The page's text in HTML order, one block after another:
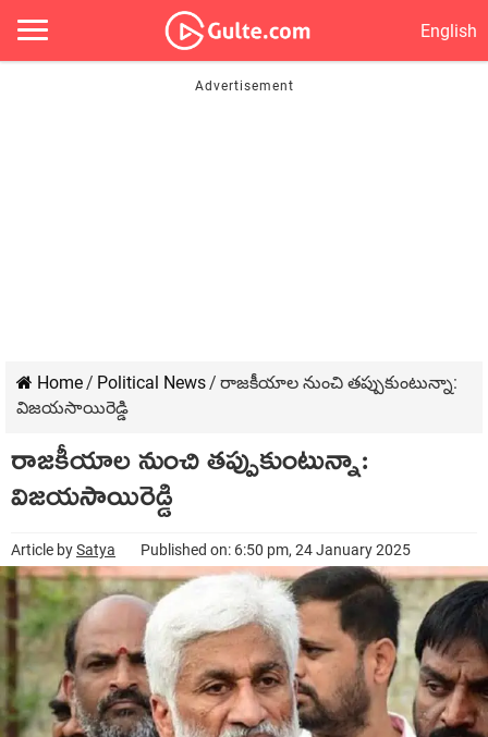
English
Home/ Political News/ రాజకీయాల నుంచి తప్పుకుంటున్నా:
విజయసాయిరెడ్డి
రాజకీయాల నుంచి తప్పుకుంటున్నా:
విజయసాయిరెడ్డి
Article bySatya Published on: 6:50 pm, 24 January 2025